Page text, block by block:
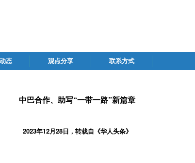
态 观点分享 联系方式
中巴合作、助写“一带一路”新篇章
2023年12月28日，转载自《华人头条》